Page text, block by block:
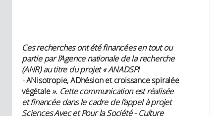
Ces recherches ont été financées en tout ou
partie par l’Agence nationale de la recherche
(ANR) au titre du projet « ANADSPI
-ANisotropie, ADhésion et croissance spiralée
végétale». Cette communication est réalisée
et financée dans le cadre de l’appel à projet
Sciences Avec et Pour la Société - Culture